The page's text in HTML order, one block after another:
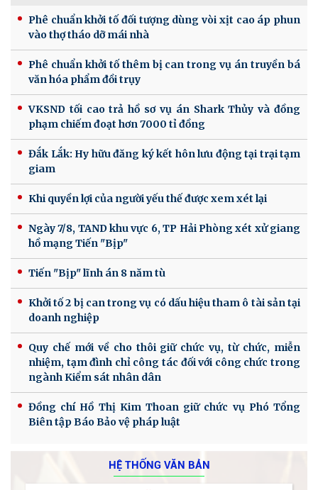
Phê chuẩn khởi tố đối tượng dùng vòi xịt cao áp phun
vào thợ tháo dỡ mái nhà
Phê chuẩn khởi tố thêm bị can trong vụ án truyền bá
văn hóa phẩm đồi trụy
VKSND tối cao trả hồ sơ vụ án Shark Thủy và đồng
phạm chiếm đoạt hơn 7000 tỉ đồng
Đắk Lắk: Hy hữu đăng ký kết hôn lưu động tại trại tạm
giam
Khi quyền lợi của người yếu thế được xem xét lại
Ngày 7/8, TAND khu vực 6, TP Hải Phòng xét xử giang
hồ mạng Tiến "Bịp"
Tiến "Bịp" lĩnh án 8 năm tù
Khởi tố 2 bị can trong vụ có dấu hiệu tham ô tài sản tại
doanh nghiệp
Quy chế mới về cho thôi giữ chức vụ, từ chức, miễn
nhiệm, tạm đình chỉ công tác đối với công chức trong
ngành Kiểm sát nhân dân
Đồng chí Hồ Thị Kim Thoan giữ chức vụ Phó Tổng
Biên tập Báo Bảo vệ pháp luật
HỆ THỐNG VĂN BẢN